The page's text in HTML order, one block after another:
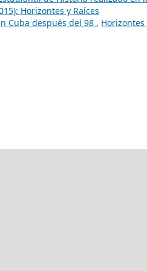
Horizontes y Raíces
Cuba después del 98 , Horizontes